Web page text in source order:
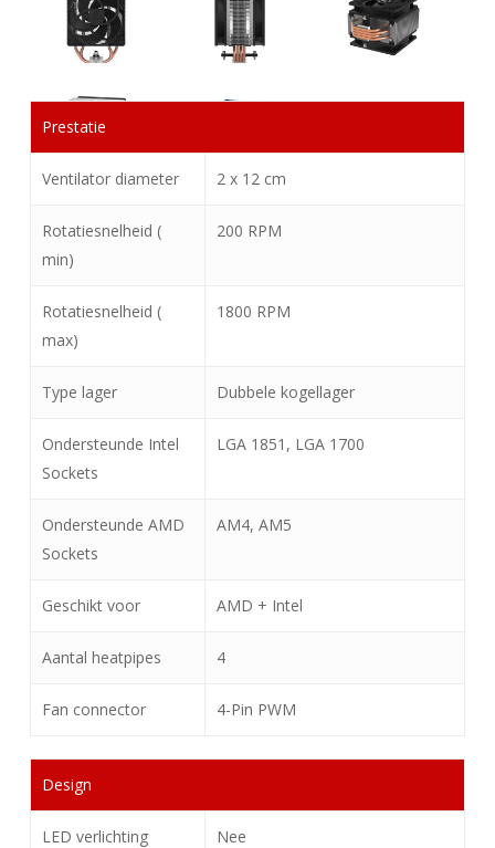
Prestatie
Ventilator diameter 2 x 12 cm
Rotatiesnelheid (
min)
200 RPM
Rotatiesnelheid (
max)
1800 RPM
Type lager Dubbele kogellager
Ondersteunde Intel
Sockets
LGA 1851, LGA 1700
Ondersteunde AMD
Sockets
AM4, AM5
Geschikt voor AMD + Intel
Aantal heatpipes 4
Fan connector 4-Pin PWM
Design
LED verlichting Nee